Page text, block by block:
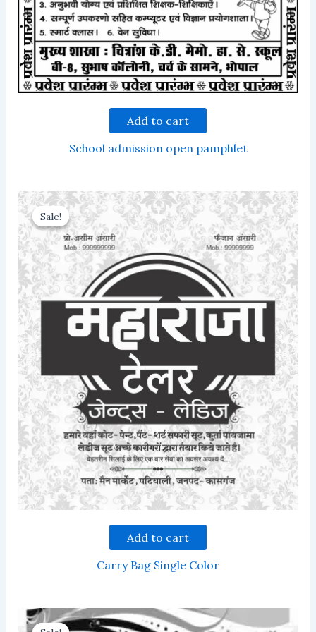
Add to cart
School admission open pamphlet
Sale!
Sale!
Add to cart
Carry Bag Single Color